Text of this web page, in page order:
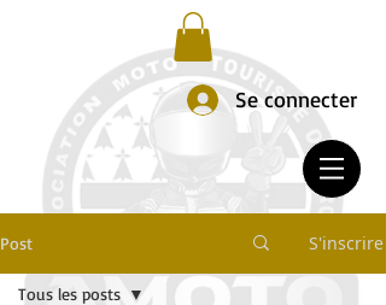
Se connecter
Post S'inscrire
Tous les posts